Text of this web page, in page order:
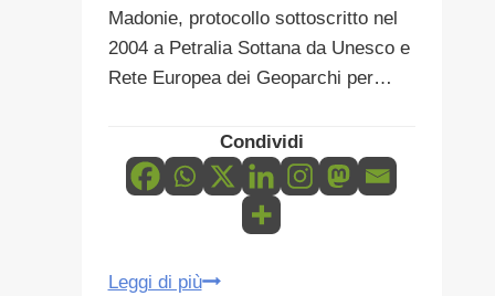
Madonie, protocollo sottoscritto nel
2004 a Petralia Sottana da Unesco e
Rete Europea dei Geoparchi per…
Condividi
Leggi di piùSecondo